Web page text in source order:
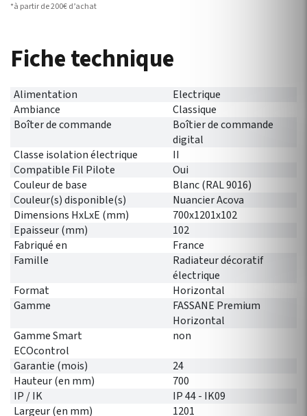
*à partir de 200€ d’achat
Fiche technique
Alimentation
Electrique
Ambiance
Classique
Boîter de commande
Boîtier de commande
digital
Classe isolation électrique
II
Compatible Fil Pilote
Oui
Couleur de base
Blanc (RAL 9016)
Couleur(s) disponible(s)
Nuancier Acova
Dimensions HxLxE (mm)
700x1201x102
Epaisseur (mm)
102
Fabriqué en
France
Famille
Radiateur décoratif
électrique
Format
Horizontal
Gamme
FASSANE Premium
Horizontal
Gamme Smart
ECOcontrol
non
Garantie (mois)
24
Hauteur (en mm)
700
IP / IK
IP 44 - IK09
Largeur (en mm)
1201